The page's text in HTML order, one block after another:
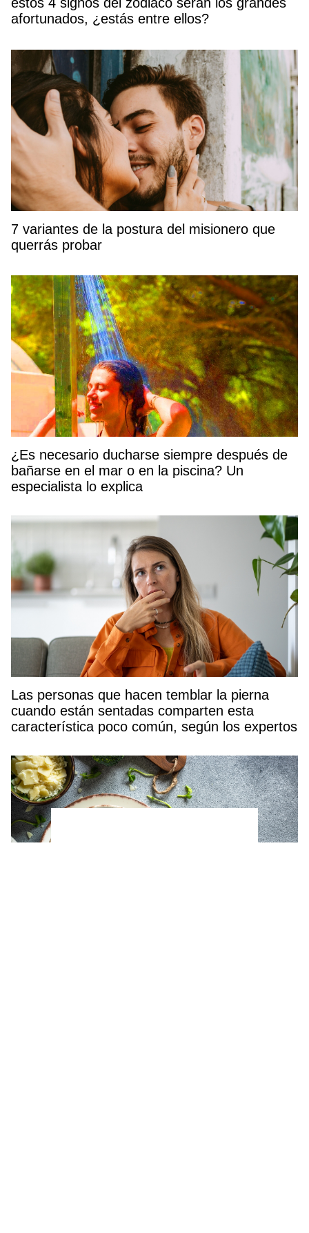
afortunados, ¿estás entre ellos?
7 variantes de la postura del misionero que
querrás probar
¿Es necesario ducharse siempre después de
bañarse en el mar o en la piscina? Un
especialista lo explica
Las personas que hacen temblar la pierna
cuando están sentadas comparten esta
característica poco común, según los expertos